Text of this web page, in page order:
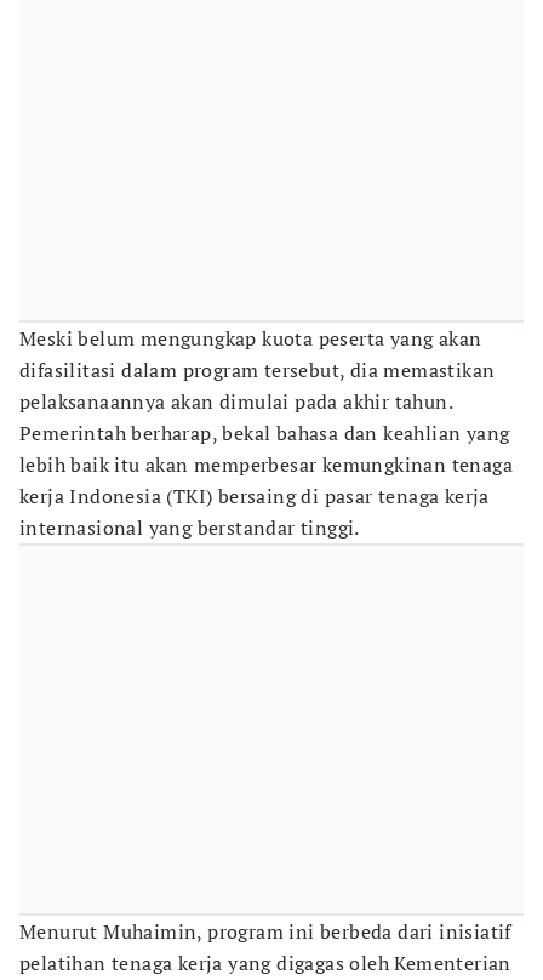
Meski belum mengungkap kuota peserta yang akan
difasilitasi dalam program tersebut, dia memastikan
pelaksanaannya akan dimulai pada akhir tahun.
Pemerintah berharap, bekal bahasa dan keahlian yang
lebih baik itu akan memperbesar kemungkinan tenaga
kerja Indonesia (TKI) bersaing di pasar tenaga kerja
internasional yang berstandar tinggi.
Menurut Muhaimin, program ini berbeda dari inisiatif
pelatihan tenaga kerja yang digagas oleh Kementerian